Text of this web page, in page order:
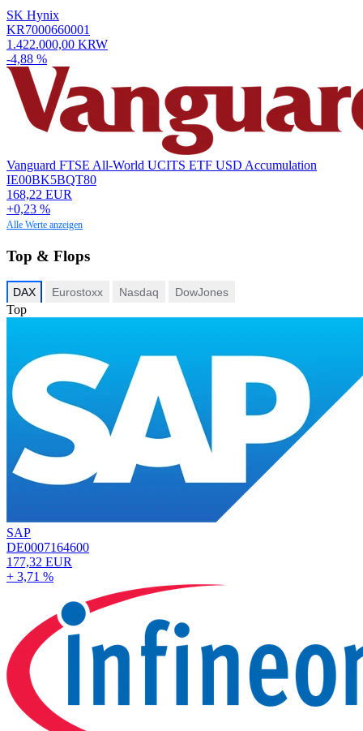
SK Hynix
KR7000660001
1.422.000,00 KRW
-4,88 %
Vanguard FTSE All-World UCITS ETF USD Accumulation
IE00BK5BQT80
168,22 EUR
+0,23 %
Alle Werte anzeigen
Top & Flops
DAX Eurostoxx Nasdaq DowJones
Top
SAP
DE0007164600
177,32 EUR
+ 3,71 %